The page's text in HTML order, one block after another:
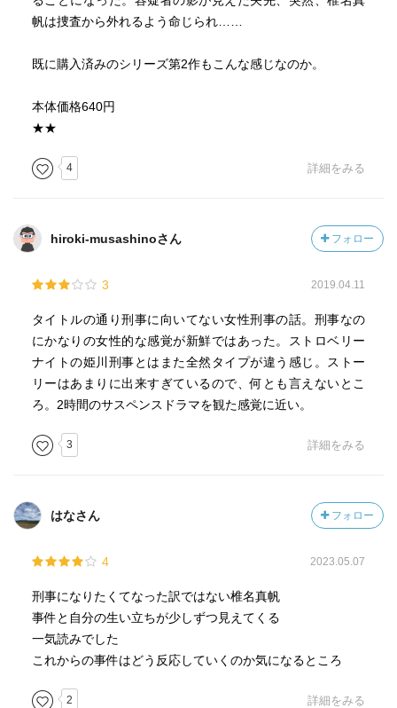
帆は捜査から外れるよう命じられ……
既に購入済みのシリーズ第2作もこんな感じなのか。
本体価格640円
★★
4 詳細をみる
hiroki-musashinoさん フォロー
3 2019.04.11
タイトルの通り刑事に向いてない女性刑事の話。刑事なの
にかなりの女性的な感覚が新鮮ではあった。ストロベリー
ナイトの姫川刑事とはまた全然タイプが違う感じ。ストー
リーはあまりに出来すぎているので、何とも言えないとこ
ろ。2時間のサスペンスドラマを観た感覚に近い。
3 詳細をみる
はなさん フォロー
4 2023.05.07
刑事になりたくてなった訳ではない椎名真帆
事件と自分の生い立ちが少しずつ見えてくる
一気読みでした
これからの事件はどう反応していくのか気になるところ
2 詳細をみる